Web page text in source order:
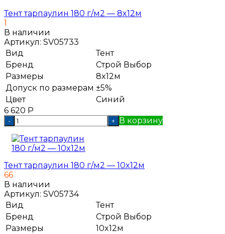
Тент тарпаулин 180 г/м2 — 8x12м
1
В наличии
Артикул: SV05733
Вид
Тент
Бренд
Строй Выбор
Размеры
8x12м
Допуск по размерам ±5%
Цвет
Синий
6 620 Р
- + В корзину
Тент тарпаулин 180 г/м2 — 10x12м
66
В наличии
Артикул: SV05734
Вид
Тент
Бренд
Строй Выбор
Размеры
10x12м